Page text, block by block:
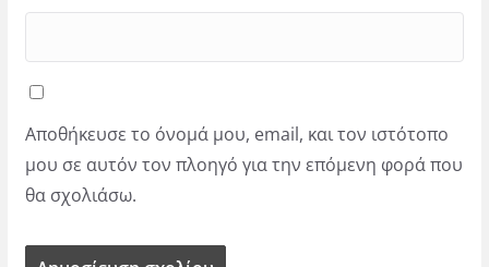
Αποθήκευσε το όνομά μου, email, και τον ιστότοπο
μου σε αυτόν τον πλοηγό για την επόμενη φορά που
θα σχολιάσω.